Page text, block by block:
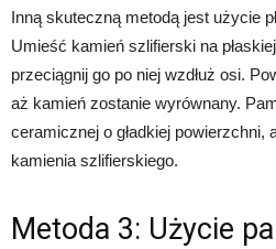
Inną skuteczną metodą jest użycie
Umieść kamień szlifierski na
przeciągnij go po niej wzdłuż osi.
aż kamień zostanie wyrównany.
ceramicznej o gładkiej powierzchni,
kamienia szlifierskiego.
Metoda 3: Użycie